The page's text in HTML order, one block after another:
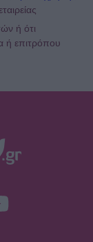
ή ότι
ή επιτρόπου